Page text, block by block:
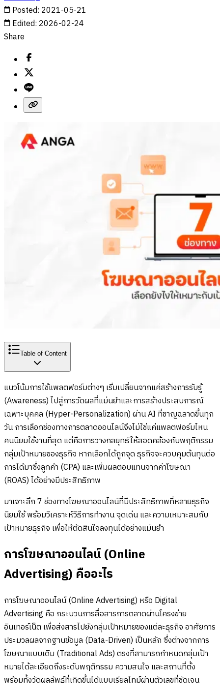
Posted: 2021-05-21
Edited: 2026-02-24
Share
Table of Content
แนวโน้มการใช้แพลตฟอร์มต่างๆ เริ่มเปลี่ยนจากแค่สร้างการรับรู้
(Awareness) ไปสู่การวัดผลที่แม่นยำและการสร้างประสบการณ์
เฉพาะบุคคล (Hyper-Personalization) ผ่าน AI ที่ชาญฉลาดขึ้นทุก
วัน การเลือกช่องทางการตลาดออนไลน์จึงไม่ใช่แค่แพลตฟอร์มไหน
คนนิยมใช้งานที่สุด แต่คือการวางกลยุทธ์ให้สอดคล้องกับพฤติกรรม
กลุ่มเป้าหมายของธุรกิจ หากเลือกได้ถูกจุด ธุรกิจจะควบคุมต้นทุนต่อ
การได้มาซึ่งลูกค้า (CPA) และเพิ่มผลตอบแทนจากค่าโฆษณา
(ROAS) ได้อย่างมีประสิทธิภาพ
มาเจาะลึก 7 ช่องทางโฆษณาออนไลน์ที่มีประสิทธิภาพที่หลายธุรกิจ
นิยมใช้ พร้อมวิเคราะห์วิธีการทำงาน จุดเด่น และความเหมาะสมกับ
เป้าหมายธุรกิจ เพื่อให้ตัดสินใจลงทุนได้อย่างแม่นยำ
การโฆษณาออนไลน์ (Online
Advertising) คืออะไร
การโฆษณาออนไลน์ (Online Advertising) หรือ Digital
Advertising คือ กระบวนการสื่อสารการตลาดผ่านโครงข่าย
อินเทอร์เน็ต เพื่อส่งสารไปยังกลุ่มเป้าหมายของแต่ละธุรกิจ อาศัยการ
ประมวลผลจากฐานข้อมูล (Data-Driven) เป็นหลัก ซึ่งต่างจากการ
โฆษณาแบบเดิม (Traditional Ads) ตรงที่สามารถกำหนดกลุ่มเป้า
หมายได้ละเอียดถึงระดับพฤติกรรม ความสนใจ และสถานที่ตั้ง
พร้อมทั้งวัดผลลัพธ์ที่เกิดขึ้นได้แบบเรียลไทม์ผ่านตัวเลขที่ชัดเจน